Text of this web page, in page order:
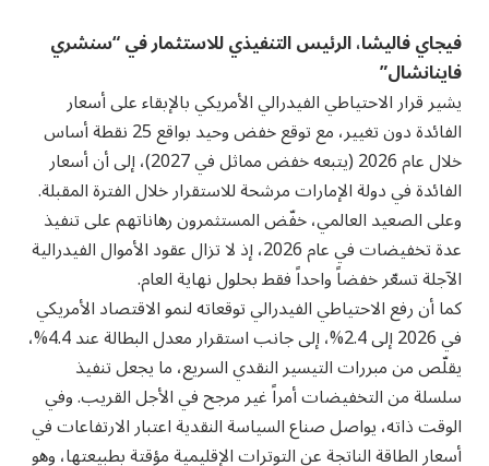
فيجاي فاليشا، الرئيس التنفيذي للاستثمار في “سنشري
فاينانشال”
يشير قرار الاحتياطي الفيدرالي الأمريكي بالإبقاء على أسعار
الفائدة دون تغيير، مع توقع خفض وحيد بواقع 25 نقطة أساس
خلال عام 2026 (يتبعه خفض مماثل في 2027)، إلى أن أسعار
الفائدة في دولة الإمارات مرشحة للاستقرار خلال الفترة المقبلة.
وعلى الصعيد العالمي، خفّض المستثمرون رهاناتهم على تنفيذ
عدة تخفيضات في عام 2026، إذ لا تزال عقود الأموال الفيدرالية
الآجلة تسعّر خفضاً واحداً فقط بحلول نهاية العام.
كما أن رفع الاحتياطي الفيدرالي توقعاته لنمو الاقتصاد الأمريكي
في 2026 إلى 2.4%، إلى جانب استقرار معدل البطالة عند 4.4%،
يقلّص من مبررات التيسير النقدي السريع، ما يجعل تنفيذ
سلسلة من التخفيضات أمراً غير مرجح في الأجل القريب. وفي
الوقت ذاته، يواصل صناع السياسة النقدية اعتبار الارتفاعات في
أسعار الطاقة الناتجة عن التوترات الإقليمية مؤقتة بطبيعتها، وهو